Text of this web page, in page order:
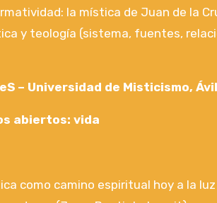
la mística de Juan de la
y teología (sistema, fuentes,
– Universidad de Misticismo,
abiertos: vida
como camino espiritual hoy a la